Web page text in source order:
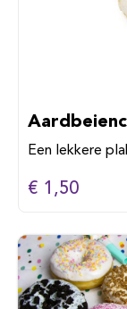
Een lekkere
€ 1,50